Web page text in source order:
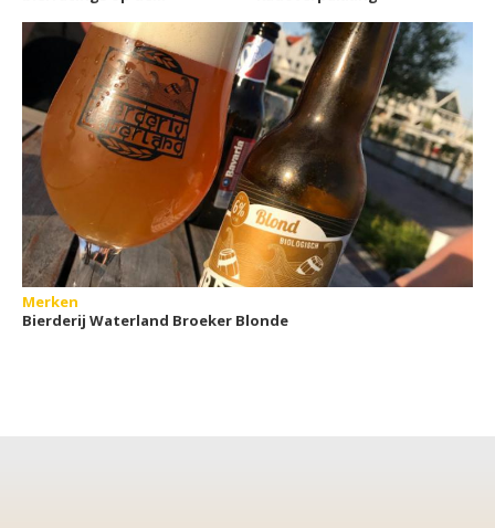
Nederlandse
specialiaalbiercafés
Merken
Bierderij Waterland Broeker Blonde